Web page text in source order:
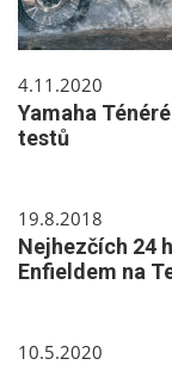
4.11.2020
Yamaha
testů
19.8.2018
Nejhezčích 24
Enfieldem na
10.5.2020